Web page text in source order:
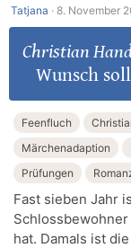
Tatjana · 8. November
Christian
Wunsch
Feenfluch
Märchenadaption
Prüfungen
Fast sieben Jahr
hat. Damals ist